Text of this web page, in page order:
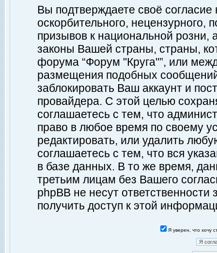
Вы подтверждаете своё
оскорбительного, нецензурного,
призывов к национальной
законы Вашей страны, страны,
форума “Форум "Круга"”, или
размещения подобных
заблокировать Ваш аккаунт и
провайдера. С этой целью
соглашаетесь с тем, что
право в любое время по своему
редактировать, или удалить
соглашаетесь с тем, что вся
в базе данных. В то же время,
третьим лицам без Вашего
phpBB не несут ответственности
получить доступ к этой
Я уверен, что хочу